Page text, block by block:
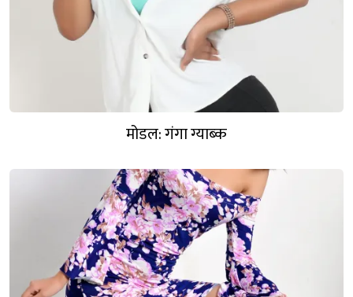
मोडल: गंगा ग्याब्क